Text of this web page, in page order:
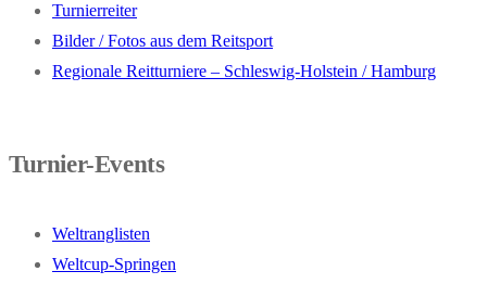
Turnierreiter
Bilder / Fotos aus dem Reitsport
Regionale Reitturniere – Schleswig-Holstein / Hamburg
Turnier-Events
Weltranglisten
Weltcup-Springen